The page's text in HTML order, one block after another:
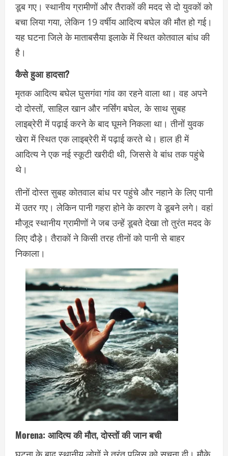
डूब गए। स्थानीय ग्रामीणों और तैराकों की मदद से दो युवकों को
बचा लिया गया, लेकिन 19 वर्षीय आदित्य बघेल की मौत हो गई।
यह घटना जिले के माताबसैया इलाके में स्थित कोतवाल बांध की
है।
कैसे हुआ हादसा?
मृतक आदित्य बघेल घुसगंवा गांव का रहने वाला था। वह अपने
दो दोस्तों, साहिल खान और नर्सिंग बघेल, के साथ सुबह
लाइब्रेरी में पढ़ाई करने के बाद घूमने निकला था। तीनों युवक
खेरा में स्थित एक लाइब्रेरी में पढ़ाई करते थे। हाल ही में
आदित्य ने एक नई स्कूटी खरीदी थी, जिससे वे बांध तक पहुंचे
थे।
तीनों दोस्त सुबह कोतवाल बांध पर पहुंचे और नहाने के लिए पानी
में उतर गए। लेकिन पानी गहरा होने के कारण वे डूबने लगे। वहां
मौजूद स्थानीय ग्रामीणों ने जब उन्हें डूबते देखा तो तुरंत मदद के
लिए दौड़े। तैराकों ने किसी तरह तीनों को पानी से बाहर
निकाला।
Morena: आदित्य की मौत, दोस्तों की जान बची